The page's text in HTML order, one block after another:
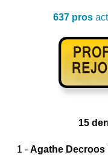
637 pros
15
1 - Agathe Decroos